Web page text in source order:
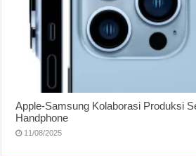
Apple-Samsung Kolaborasi Produksi
Handphone
11/08/2025